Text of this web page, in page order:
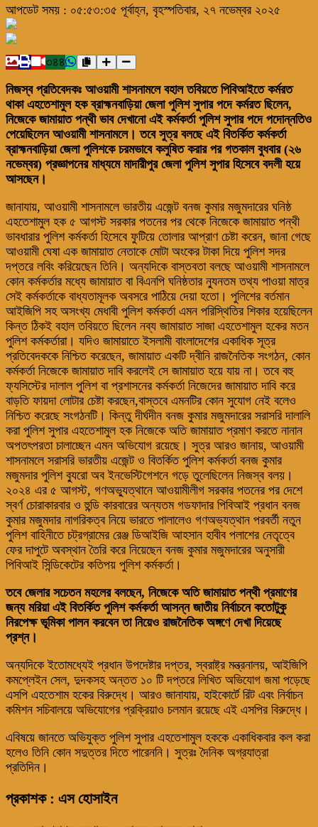
আপডেট সময় : ০৫:৫৩:৩৫ পূর্বাহ্ন, বৃহস্পতিবার, ২৭ নভেম্বর ২০২৫
৩৪৪
নিজস্ব প্রতিবেদকঃ আওয়ামী শাসনামলে বহাল তবিয়তে পিবিআইতে কর্মরত
থাকা এহতেশামুল হক ব্রাহ্মনবাড়িয়া জেলা পুলিশ সুপার পদে কর্মরত ছিলেন,
নিজেকে জামায়াত পন্থী ভাব দেখানো এই কর্মকর্তা পুলিশ সুপার পদে পদোন্নতিও
পেয়েছিলেন আওয়ামী শাসনামলে। তবে সুত্র বলছে এই বিতর্কিত কর্মকর্তা
ব্রাহ্মনবাড়িয়া জেলা পুলিশকে চরমভাবে কলুষিত করার পর গতকাল বুধবার (২৬
নভেম্বর) প্রজ্ঞাপনের মাধ্যমে মাদারীপুর জেলা পুলিশ সুপার হিসেবে বদলী হয়ে
আসছেন।
জানাযায়, আওয়ামী শাসনামলে ভারতীয় এজেন্ট বনজ কুমার মজুমদারের ঘনিষ্ঠ
এহতেশামুল হক ৫ আগস্ট সরকার পতনের পর থেকে নিজেকে জামায়াত পন্থী
ভাবধারার পুলিশ কর্মকর্তা হিসেবে ফুটিয়ে তোলার আপ্রাণ চেষ্টা করেন, জানা গেছে
আওয়ামী ঘেষা এক জামায়াত নেতাকে মোটা অংকের টাকা দিয়ে পুলিশ সদর
দপ্তরে লবিং করিয়েছেন তিনি। অন্যদিকে বাস্তবতা বলছে আওয়ামী শাসনামলে
কোন কর্মকর্তার মধ্যে জামায়াত বা বিএনপি ঘনিষ্ঠতার ন্যুনতম তথ্য পাওয়া মাত্র
সেই কর্মকর্তাকে বাধ্যতামূলক অবসরে পাঠিয়ে দেয়া হতো। পুলিশের বর্তমান
আইজিপি সহ অসংখ্য মেধাবী পুলিশ কর্মকর্তা এমন পরিস্থিতির শিকার হয়েছিলেন
কিন্ত ঠিকই বহাল তবিয়তে ছিলেন নব্য জামায়াত সাজা এহতেশামুল হকের মতন
পুলিশ কর্মকর্তারা। যদিও জামায়াতে ইসলামী বাংলাদেশের একাধিক সূত্র
প্রতিবেদককে নিশ্চিত করেছেন, জামায়াত একটি দ্বীনি রাজনৈতিক সংগঠন, কোন
কর্মকর্তা নিজেকে জামায়াত দাবি করলেই সে জামায়াত হয়ে যায় না। তবে বহু
ফ্যসিস্টের দালাল পুলিশ বা প্রশাসনের কর্মকর্তা নিজেদের জামায়াত দাবি করে
বাড়তি ফায়দা লোটার চেষ্টা করছেন,বাস্তবে এমনটির কোন সুযোগ নেই বলেও
নিশ্চিত করেছে সংগঠনটি। কিন্তু দীর্ঘদীন বনজ কুমার মজুমদারের সরাসরি দালালি
করা পুলিশ সুপার এহতেশামুল হক নিজেকে অতি জামায়াত প্রমাণ করতে নানান
অপতৎপরতা চালাচ্ছেন এমন অভিযোগ রয়েছে। সুত্র আরও জানায়, আওয়ামী
শাসনামলে সরাসরি ভারতীয় এজেন্ট ও বিতর্কিত পুলিশ কর্মকর্তা বনজ কুমার
মজুমদার পুলিশ ব্যুরো অব ইনভেস্টিগেশনে গড়ে তুলেছিলেন নিজস্ব বলয়।
২০২৪ এর ৫ আগস্ট, গণঅভ্যুত্থানে আওয়ামীলীগ সরকার পতনের পর দেশে
স্বর্ণ চোরাকারবার ও হুন্ডি কারবারের অন্যতম গডফাদার পিবিআই প্রধান বনজ
কুমার মজুমদার নাগরিকত্ব নিয়ে ভারতে পালালেও গণঅভ্যত্থান পরবর্তী নতুন
পুলিশ বাহিনীতে চট্রগ্রামের রেঞ্জ ডিআইজি আহসান হাবীব পলাশের নেতৃত্বে
ফের দাপুটে অবস্থান তৈরি করে নিয়েছেন বনজ কুমার মজুমদারের অনুসারী
পিবিআই সিন্ডিকেটের কতিপয় পুলিশ কর্মকর্তা।
তবে জেলার সচেতন মহলের বলছেন, নিজেকে অতি জামায়াত পন্থী প্রমাণের
জন্য মরিয়া এই বিতর্কিত পুলিশ কর্মকর্তা আসন্ন জাতীয় নির্বাচনে কতোটুকু
নিরপেক্ষ ভূমিকা পালন করবেন তা নিয়েও রাজনৈতিক অঙ্গণে দেখা দিয়েছে
প্রশ্ন।
অন্যদিকে ইতোমধ্যেই প্রধান উপদেষ্টার দপ্তর, স্বরাষ্ট্র মন্ত্রনালয়, আইজিপি
কমপ্লেইন সেল, দুদকসহ অন্তত ১০ টি দপ্তরে লিখিত অভিযোগ জমা পড়েছে
এসপি এহতেশাম হকের বিরুদ্ধে। আরও জানাযায়, হাইকোর্টে রিট এবং নির্বাচন
কমিশন সচিবালয়ে অভিযোগের প্রক্রিয়াও চলমান রয়েছে এই এসপির বিরুদ্ধে।
এবিষয়ে জানতে অভিযুক্ত পুলিশ সুপার এহতেশামুল হককে একাধিকবার কল করা
হলেও তিনি কোন সদুত্তর দিতে পারেননি। সুত্রঃ দৈনিক অগ্রযাত্রা
প্রতিদিন।
প্রকাশক : এস হোসাইন